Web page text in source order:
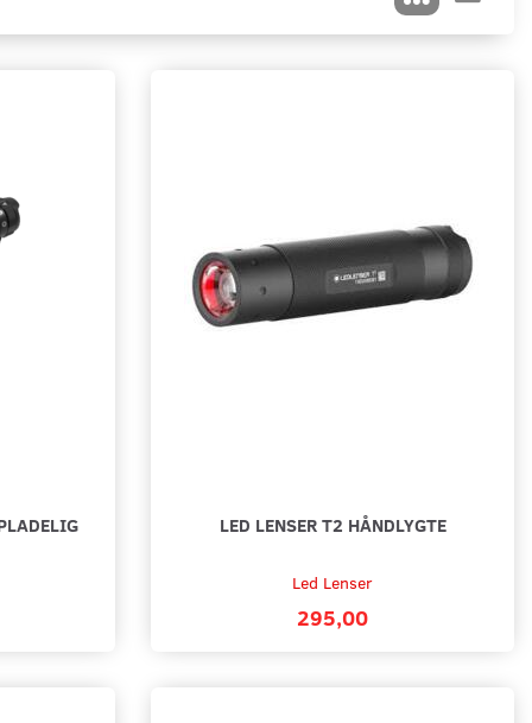
LED LENSER T2 HÅNDLYGTE
Led Lenser
295,00